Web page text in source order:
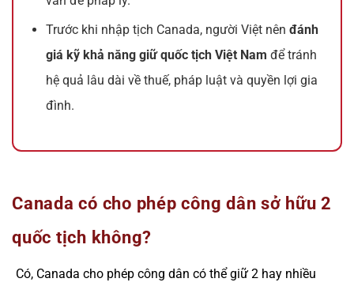
Trước khi nhập tịch Canada, người Việt nênđánh
giá kỹ khả năng giữ quốc tịch Việt Nam để tránh
hệ quả lâu dài về thuế, pháp luật và quyền lợi gia
đình.
Canada có cho phép công dân sở hữu 2
quốc tịch không?
Có, Canada cho phép công dân có thể giữ 2 hay nhiều